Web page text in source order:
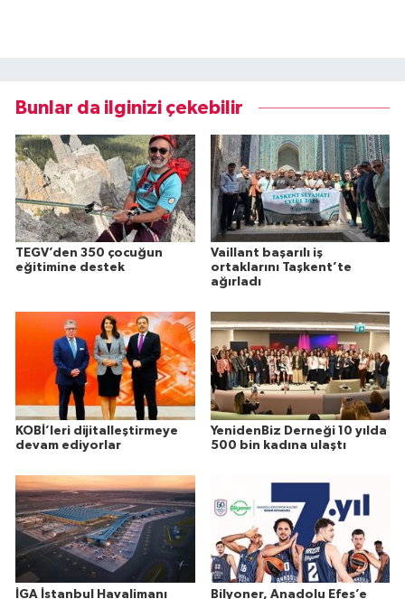
Bunlar da ilginizi çekebilir
TEGV’den 350 çocuğun
eğitimine destek
Vaillant başarılı iş
ortaklarını Taşkent’te
ağırladı
KOBİ’leri dijitalleştirmeye
devam ediyorlar
YenidenBiz Derneği 10 yılda
500 bin kadına ulaştı
İGA İstanbul Havalimanı
Bilyoner, Anadolu Efes’e